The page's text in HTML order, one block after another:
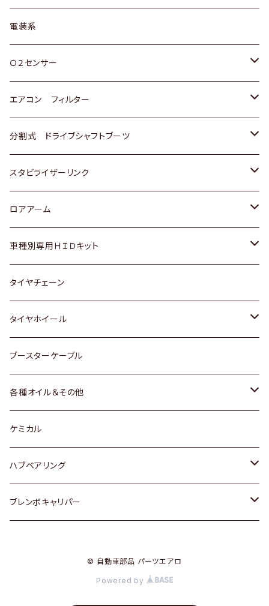
日野
三菱
スバル
マツダ
三菱
スバル
日産
ダイハツ
マツダ
三菱
スバル
スズキ
ダイハツ
三菱
スバル
トヨタ
ホンダ
スズキ
日産
いすゞ
ダイハツ
マツダ
三菱
スバル
レクサス
電装系
Ｏ２センサー
トヨタ
ホンダ
スズキ
日産
ダイハツ
マツダ
三菱
スバル
エアコン フィルター
トヨタ
ホンダ
スズキ
日産
いすゞ
ダイハツ
マツダ
三菱
スバル
分割式 ドライブシャフトブーツ
トヨタ
ホンダ
スズキ
日産
ダイハツ
スバル
スタビライザーリンク
トヨタ
ホンダ
スズキ
日産
ダイハツ
マツダ
ロアアーム
ホンダ
スズキ
日産
ダイハツ
マツダ
スバル
車種別専用ＨＩＤキット
トヨタ
マツダ
タイヤチェーン
タイヤホイール
トヨタ
ホンダ
スズキ
日産
ダイハツ
ブースターケーブル
各種オイル＆その他
ディーデル洗浄添加剤
ケミカル
ハブベアリング
トヨタ
ブレンボキャリパー
© 自動車部品 パーツエアロ
Powered by